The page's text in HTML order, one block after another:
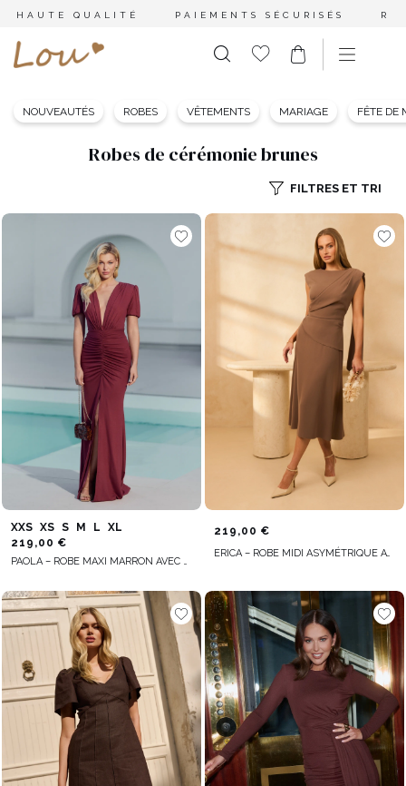
HAUTE QUALITÉ PAIEMENTS SÉCURISÉS
NOUVEAUTÉS ROBES VÊTEMENTS MARIAGE FÊTE DE
Robes de cérémonie brunes
FILTRES ET TRI
XXS XS S M L
XL
219,00 €
PAOLA – ROBE MAXI MARRON AVEC ÉLÉMENTS DRAPÉS
219,00 €
ERICA – ROBE MIDI ASYMÉTRIQUE AVEC LIEN À LA TAILLE